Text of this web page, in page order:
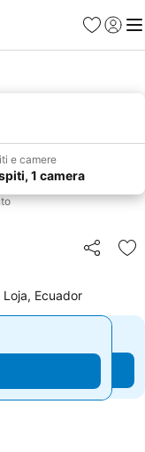
PreferitiAccedi
e camere
1 camera
Condividi
Ecuador